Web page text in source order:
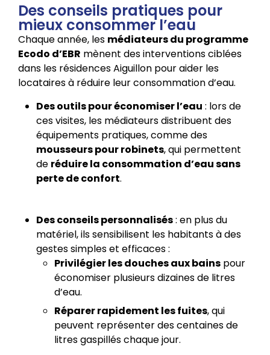
Des conseils pratiques pour
mieux consommer l’eau
Chaque année, les médiateurs du programme
Ecodo d’EBR mènent des interventions ciblées
dans les résidences Aiguillon pour aider les
locataires à réduire leur consommation d’eau.
Des outils pour économiser l’eau : lors de
ces visites, les médiateurs distribuent des
équipements pratiques, comme des
mousseurs pour robinets, qui permettent
de réduire la consommation d’eau sans
perte de confort.
Des conseils personnalisés: en plus du
matériel, ils sensibilisent les habitants à des
gestes simples et efficaces :
Privilégier les douches aux bains pour
économiser plusieurs dizaines de litres
d’eau.
Réparer rapidement les fuites, qui
peuvent représenter des centaines de
litres gaspillés chaque jour.